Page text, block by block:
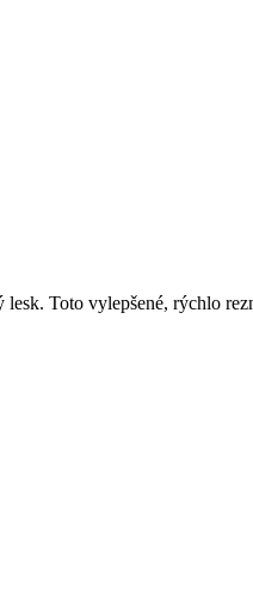
Toto vylepšené, rýchlo